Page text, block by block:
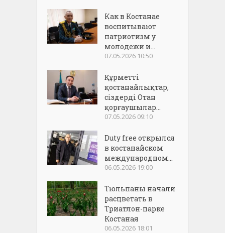
Как в Костанае
воспитывают
патриотизм у
молодежи и...
07.05.2026 10:50
Құрметті
қостанайлықтар,
сіздерді Отан
қорғаушылар...
07.05.2026 09:10
Duty free открылся
в костанайском
международном...
06.05.2026 19:00
Тюльпаны начали
расцветать в
Триатлон-парке
Костаная
06.05.2026 18:01